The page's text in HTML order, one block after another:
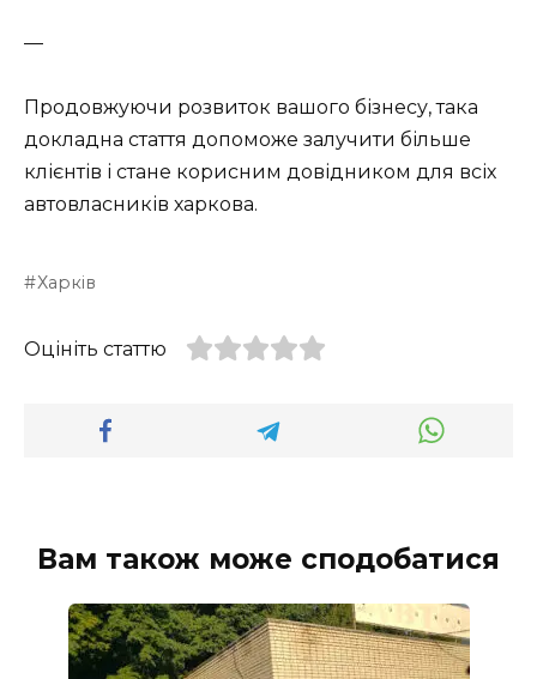
—
Продовжуючи розвиток вашого бізнесу, така
докладна стаття допоможе залучити більше
клієнтів і стане корисним довідником для всіх
автовласників харкова.
Харків
Оцініть статтю
Вам також може сподобатися